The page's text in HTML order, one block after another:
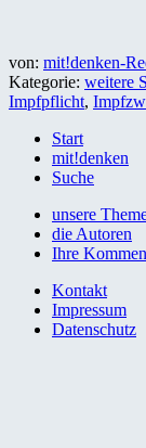
von: mit!denken-
Kategorie: weitere
Impfpflicht,
Start
mit!denken
Suche
unsere
die Autoren
Ihre
Kontakt
Impressum
Datenschutz